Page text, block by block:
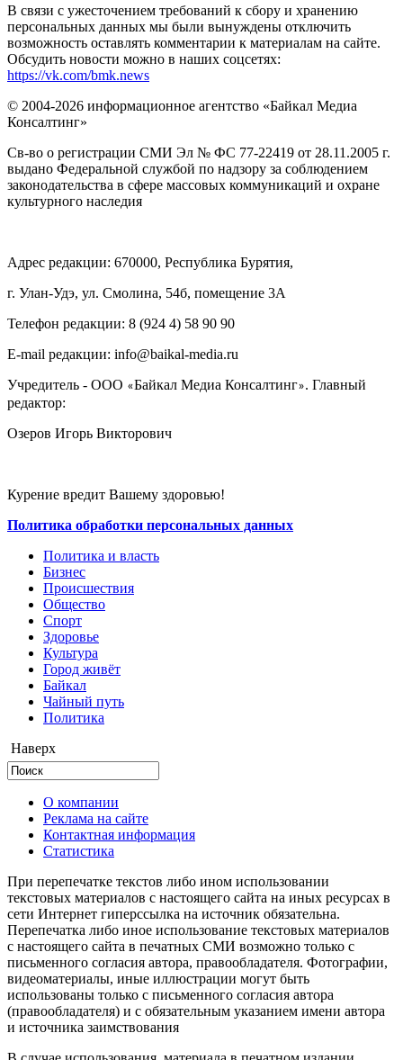
В связи с ужесточением требований к сбору и хранению
персональных данных мы были вынуждены отключить
возможность оставлять комментарии к материалам на сайте.
Обсудить новости можно в наших соцсетях:
https://vk.com/bmk.news
© 2004-2026 информационное агентство «Байкал Медиа
Консалтинг»
Св-во о регистрации СМИ Эл № ФС 77-22419 от 28.11.2005 г.
выдано Федеральной службой по надзору за соблюдением
законодательства в сфере массовых коммуникаций и охране
культурного наследия
Адрес редакции: 670000, Республика Бурятия,
г. Улан-Удэ, ул. Смолина, 54б, помещение 3А
Телефон редакции: ‎‎8 (924 4) 58 90 90
E-mail редакции: info@baikal-media.ru
Учредитель - ООО «Байкал Медиа Консалтинг». Главный
редактор:
Озеров Игорь Викторович
Курение вредит Вашему здоровью!
Политика обработки персональных данных
Политика и власть
Бизнес
Происшествия
Общество
Cпорт
Здоровье
Культура
Город живёт
Байкал
Чайный путь
Политика
Наверх
О компании
Реклама на сайте
Контактная информация
Статистика
При перепечатке текстов либо ином использовании
текстовых материалов с настоящего сайта на иных ресурсах в
сети Интернет гиперссылка на источник обязательна.
Перепечатка либо иное использование текстовых материалов
с настоящего сайта в печатных СМИ возможно только с
письменного согласия автора, правообладателя. Фотографии,
видеоматериалы, иные иллюстрации могут быть
использованы только с письменного согласия автора
(правообладателя) и с обязательным указанием имени автора
и источника заимствования